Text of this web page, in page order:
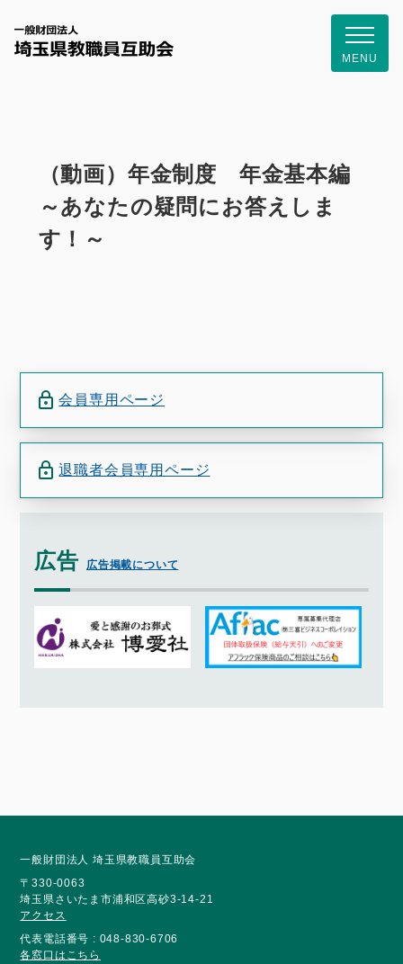
一般財団
MENU
（動画）年金制度 年金基本編
～あなたの疑問にお答えしま
す！～
会員専用ページ
退職者会員専用ページ
広告 広告掲載について
一般財団法人 埼玉県教職員互助会
〒330-0063
埼玉県さいたま市浦和区高砂3-14-21
アクセス
代表電話番号 : 048-830-6706
各窓口はこちら